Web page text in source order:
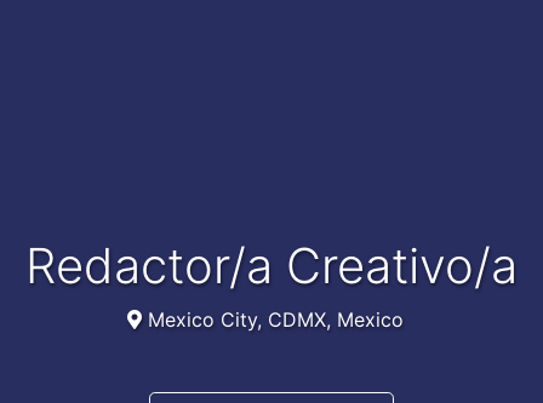
Redactor/a Creativo/a
Mexico City, CDMX, Mexico